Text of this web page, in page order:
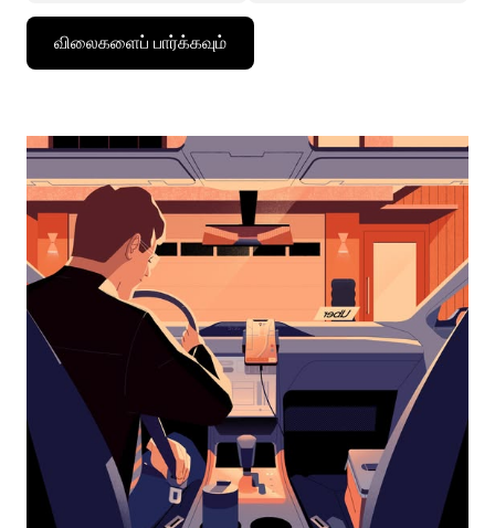
கீழ்நோக்கிய
அம்புக்குறியை
அழுத்தி
தேர்ந்தெடுக்கவும்.
மூட
எஸ்கேப்
பொத்தான்
அழுத்தவும்.
விலைகளைப் பார்க்கவும்